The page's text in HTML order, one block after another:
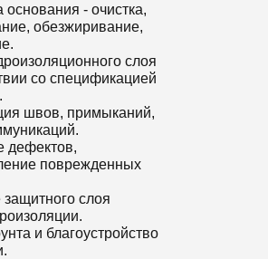
основания - очистка,
обезжиривание,
слоя
со спецификацией
швов, примыканий,
дефектов,
поврежденных
слоя
и благоустройство